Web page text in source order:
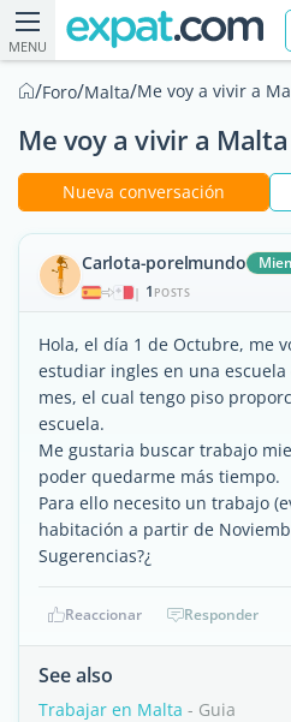
MENU
/Foro/Malta/Me voy a vivir a
Me voy a vivir a Malta
Nueva conversación
Carlota-porelmundo
| 1 POSTS
Hola, el día 1 de Octubre, me
estudiar ingles en una
mes, el cual tengo piso
escuela.
Me gustaria buscar trabajo
poder quedarme más tiempo.
Para ello necesito un trabajo
habitación a partir de
Sugerencias?¿
Reaccionar Responder
See also
Trabajar en Malta - Guia